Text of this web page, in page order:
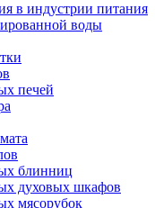
в индустрии питания
воды
печей
блинниц
духовых шкафов
мясорубок